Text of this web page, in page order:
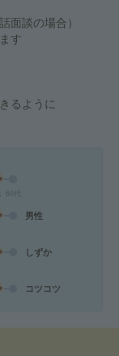
面談の場合）
す
るように
男性
しずか
コツコツ